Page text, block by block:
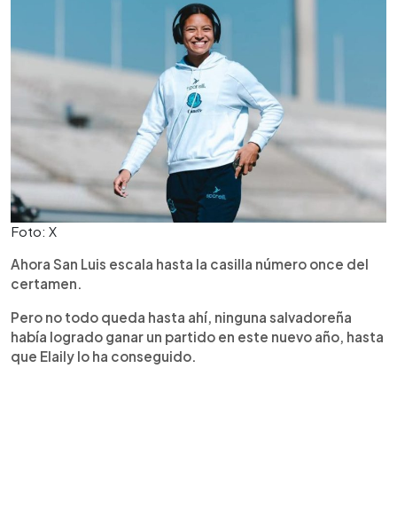
Foto: X
Ahora San Luis escala hasta la casilla número once del
certamen.
Pero no todo queda hasta ahí, ninguna salvadoreña
había logrado ganar un partido en este nuevo año, hasta
que Elaily lo ha conseguido.